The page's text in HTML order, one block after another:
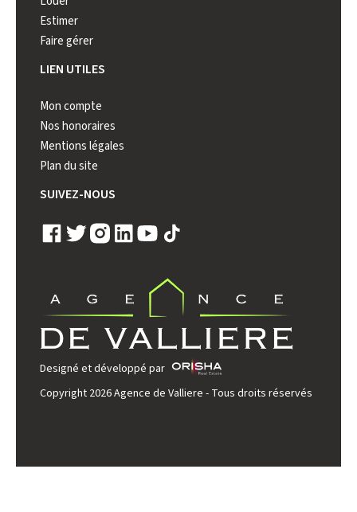
Estimer
Faire gérer
LIEN UTILES
Mon compte
Nos honoraires
Mentions légales
Plan du site
SUIVEZ-NOUS
Designé et développé par
Copyright 2026 Agence de Valliere - Tous droits réservés